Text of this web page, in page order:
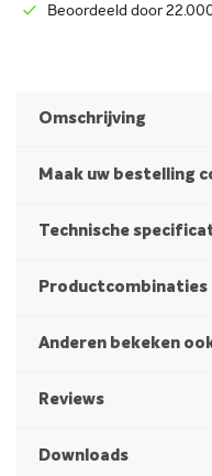
Beoordeeld door
Omschrijving
Maak uw bestelling
Technische
Productcombinaties
Anderen bekeken
Reviews
Downloads